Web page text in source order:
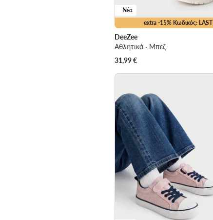
extra -15% Κωδικός: LAST
Νέα
DeeZee
Αθλητικά · Μπεζ
31,99€